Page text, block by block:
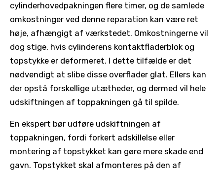
cylinderhovedpakningen flere timer, og de samlede
omkostninger ved denne reparation kan være ret
høje, afhængigt af værkstedet. Omkostningerne vil
dog stige, hvis cylinderens kontaktfladerblok og
topstykke er deformeret. I dette tilfælde er det
nødvendigt at slibe disse overflader glat. Ellers kan
der opstå forskellige utætheder, og dermed vil hele
udskiftningen af toppakningen gå til spilde.
En ekspert bør udføre udskiftningen af
toppakningen, fordi forkert adskillelse eller
montering af topstykket kan gøre mere skade end
gavn. Topstykket skal afmonteres på den af